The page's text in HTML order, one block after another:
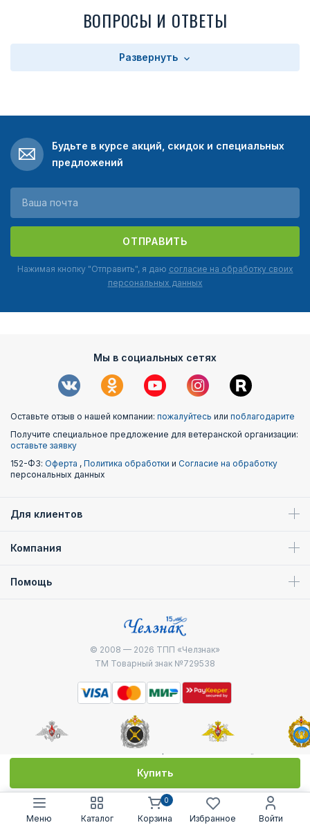
Купить
ВОПРОСЫ И ОТВЕТЫ
Развернуть
Будьте в курсе акций, скидок и специальных
предложений
ОТПРАВИТЬ
Нажимая кнопку "Отправить", я даю согласие на обработку своих
персональных данных
Мы в социальных сетях
Оставьте отзыв о нашей компании: пожалуйтесь или поблагодарите
Получите специальное предложение для ветеранской организации:
оставьте заявку
152-ФЗ: Оферта , Политика обработки и Согласие на обработку
персональных данных
Для клиентов
Компания
Помощь
© 2008 — 2026 ТПП «Челзнак»
ТМ Товарный знак №729538
Министерство
Генштаб ВС РФ
Военно-морской
Меню Каталог Корзина
0
Избранное Войти